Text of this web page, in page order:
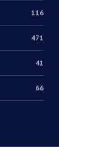
116
471
41
66